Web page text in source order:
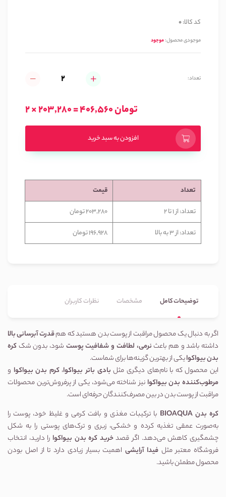
کد کالا:0
موجودی محصول:موجود
تعداد:
2 × 203,280 = 406,560 تومان
افزودن به سبد خرید
تعداد
قیمت
تعداد: از 1 تا 2
203,280 تومان
تعداد: از 3 به بالا
196,928 تومان
توضیحات کامل مشخصات نظرات کاربران
اگر به دنبال یک محصول مراقبت از پوست بدن هستید که همقدرت آبرسانی بالا
داشته باشد و هم باعثنرمی، لطافت و شفافیت پوست شود، بدون شککره
بدن بیواکوایکی از بهترین گزینه‌ها برای شماست.
این محصول که با نام‌های دیگری مثل بادی باتر بیواکوا،کرم بدن بیواکوا و
مرطوب‌کننده بدن بیواکوا نیز شناخته می‌شود، یکی از پرفروش‌ترین محصولات
مراقبت از پوست بدن در بین مصرف‌کنندگان حرفه‌ای است.
کره بدن BIOAQUA
با ترکیبات مغذی و بافت کرمی و غلیظ خود، پوست را
به‌صورت عمقی تغذیه کرده و خشکی، زبری و ترک‌های پوستی را به شکل
چشمگیری کاهش می‌دهد. اگر قصدخرید کره بدن بیواکوا را دارید، انتخاب
فروشگاه معتبر مثلفیدا آرایشی اهمیت بسیار زیادی دارد تا از اصل بودن
محصول مطمئن باشید.